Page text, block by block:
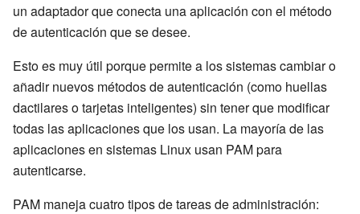
un adaptador que conecta una aplicación con el método
de autenticación que se desee.
Esto es muy útil porque permite a los sistemas cambiar o
añadir nuevos métodos de autenticación (como huellas
dactilares o tarjetas inteligentes) sin tener que modificar
todas las aplicaciones que los usan. La mayoría de las
aplicaciones en sistemas Linux usan PAM para
autenticarse.
PAM maneja cuatro tipos de tareas de administración: